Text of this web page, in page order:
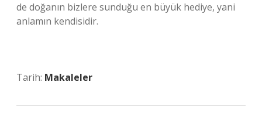
de doğanın bizlere sunduğu en büyük hediye, yani
anlamın kendisidir.
Tarih: Makaleler